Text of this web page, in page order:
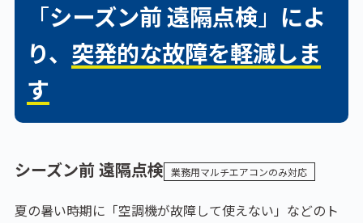
「シーズン前 遠隔点検」 によ
り、 突発的な故障を軽減しま
す
シーズン前 遠隔点検 業務用マルチエアコンのみ対応
夏の暑い時期に「空調機が故障して使えない」などのト